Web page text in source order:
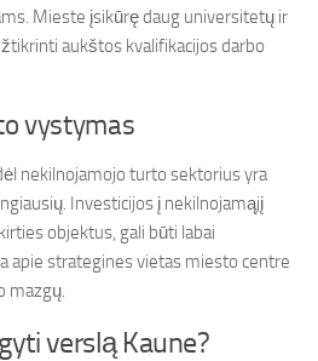
Mieste įsikūrę daug universitetų ir
aukštos kvalifikacijos darbo
vystymas
nekilnojamojo turto sektorius yra
Investicijos į nekilnojamąjį
objektus, gali būti labai
apie strategines vietas miesto centre
mazgų.
verslą Kaune?